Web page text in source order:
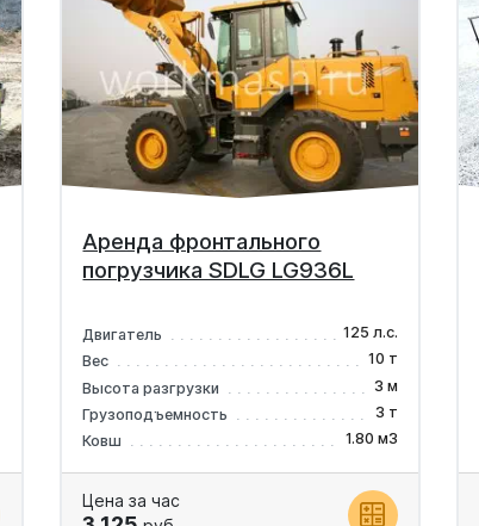
Аренда фронтального
погрузчика SDLG LG936L
Двигатель
125 л.с.
Вес
10 т
Высота разгрузки
3 м
Грузоподъемность
3 т
Ковш
1.80 м3
Цена за час